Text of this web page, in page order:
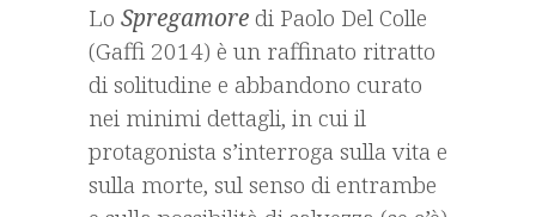
Lo Spregamoredi Paolo Del Colle
(Gaffi 2014) è un raffinato ritratto
di solitudine e abbandono curato
nei minimi dettagli, in cui il
protagonista s’interroga sulla vita e
sulla morte, sul senso di entrambe